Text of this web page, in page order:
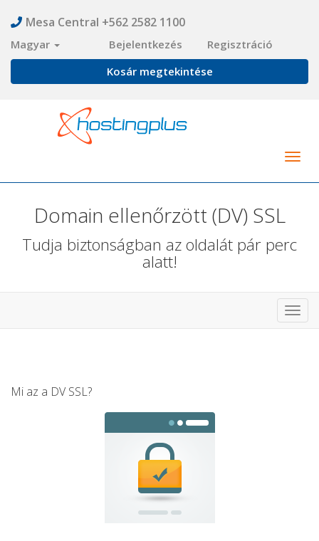
Mesa Central +562 2582 1100
Magyar Bejelentkezés
Regisztráció
Kosár megtekintése
Domain ellenőrzött (DV) SSL
Tudja biztonságban az oldalát pár perc
alatt!
Mi az a DV SSL?